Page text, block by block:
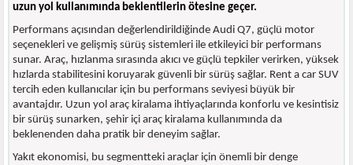
uzun yol kullanımında beklentilerin ötesine geçer.
Performans açısından değerlendirildiğinde Audi Q7, güçlü motor
seçenekleri ve gelişmiş sürüş sistemleri ile etkileyici bir performans
sunar. Araç, hızlanma sırasında akıcı ve güçlü tepkiler verirken, yüksek
hızlarda stabilitesini koruyarak güvenli bir sürüş sağlar. Rent a car SUV
tercih eden kullanıcılar için bu performans seviyesi büyük bir
avantajdır. Uzun yol araç kiralama ihtiyaçlarında konforlu ve kesintisiz
bir sürüş sunarken, şehir içi araç kiralama kullanımında da
beklenenden daha pratik bir deneyim sağlar.
Yakıt ekonomisi, bu segmentteki araçlar için önemli bir denge